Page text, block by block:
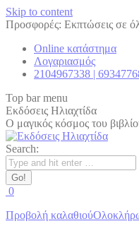
Skip to content
Προσφορές: Εκπτώσεις σε
Online κατάστημα
Λογαριασμός
2104967338 |
Top bar menu
Εκδόσεις Ηλιαχτίδα
Ο μαγικός κόσμος του
Search:
0
Προβολή καλαθιού